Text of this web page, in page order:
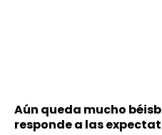
Aún queda mucho
responde a las